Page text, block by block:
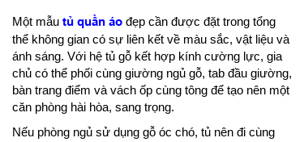
Một mẫu tủ quần áo đẹp cần được đặt trong tổng
thể không gian có sự liên kết về màu sắc, vật liệu và
ánh sáng. Với hệ tủ gỗ kết hợp kính cường lực, gia
chủ có thể phối cùng giường ngủ gỗ, tab đầu giường,
bàn trang điểm và vách ốp cùng tông để tạo nên một
căn phòng hài hòa, sang trọng.
Nếu phòng ngủ sử dụng gỗ óc chó, tủ nên đi cùng